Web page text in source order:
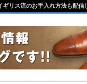
リス流のお手入れ方法も配信